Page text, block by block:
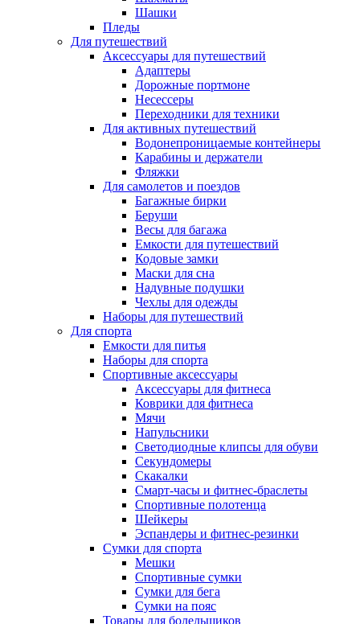
Шашки
Пледы
Для путешествий
Аксессуары для путешествий
Адаптеры
Дорожные портмоне
Несессеры
Переходники для техники
Для активных путешествий
Водонепроницаемые контейнеры
Карабины и держатели
Фляжки
Для самолетов и поездов
Багажные бирки
Беруши
Весы для багажа
Емкости для путешествий
Кодовые замки
Маски для сна
Надувные подушки
Чехлы для одежды
Наборы для путешествий
Для спорта
Емкости для питья
Наборы для спорта
Спортивные аксессуары
Аксессуары для фитнеса
Коврики для фитнеса
Мячи
Напульсники
Светодиодные клипсы для обуви
Секундомеры
Скакалки
Смарт-часы и фитнес-браслеты
Спортивные полотенца
Шейкеры
Эспандеры и фитнес-резинки
Сумки для спорта
Мешки
Спортивные сумки
Сумки для бега
Сумки на пояс
Товары для болельщиков